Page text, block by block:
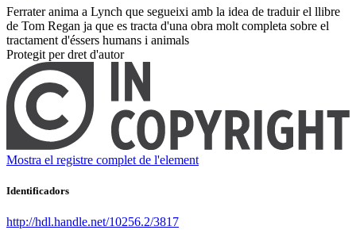
Ferrater anima a Lynch que segueixi amb la idea de traduir el llibre
de Tom Regan ja que es tracta d'una obra molt completa sobre el
tractament d'éssers humans i animals ​
Protegit per dret d'autor
Mostra el registre complet de l'element
Identificadors
http://hdl.handle.net/10256.2/3817